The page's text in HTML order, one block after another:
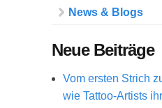
News & Blogs
Neue Beiträge
Vom ersten Strich
wie Tattoo-Artists